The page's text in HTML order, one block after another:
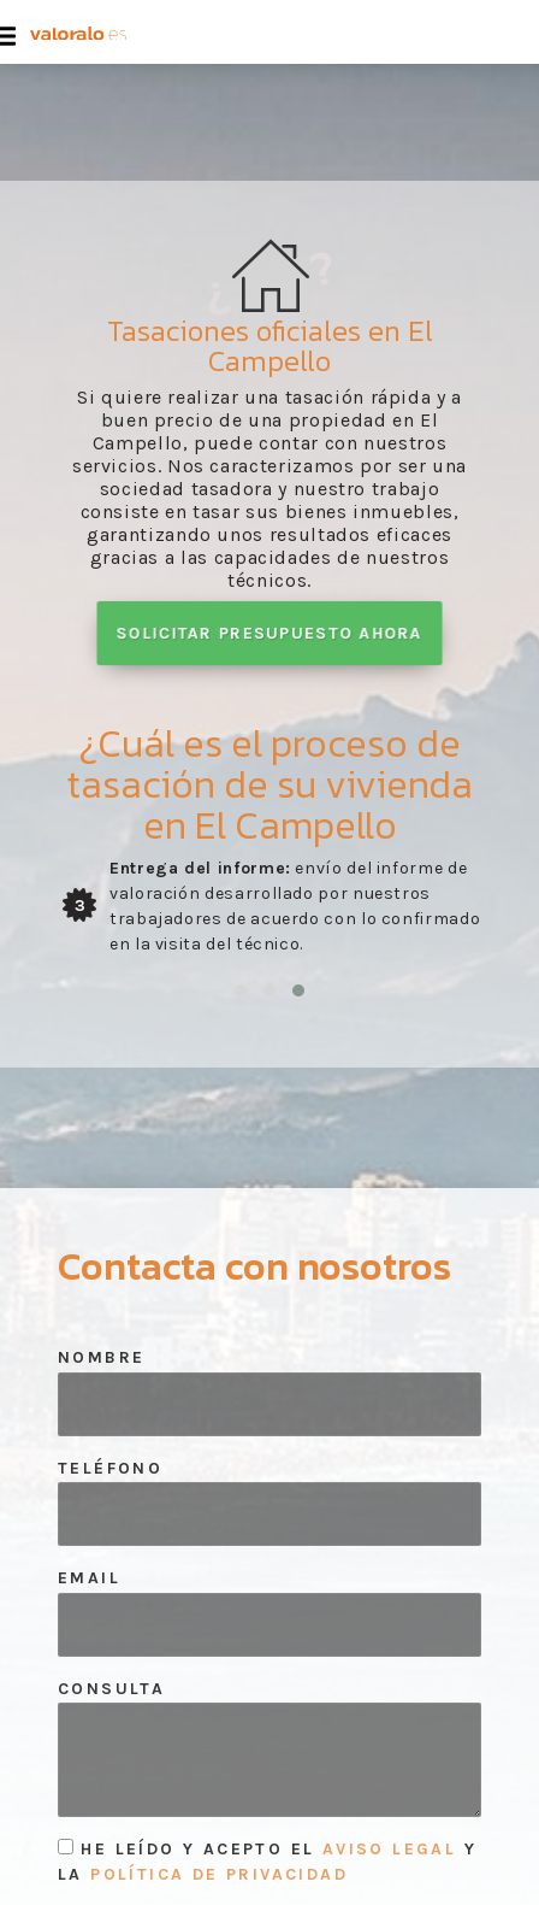
Tasaciones oficiales en El
Campello
Si quiere realizar una tasación rápida y a
buen precio de una propiedad en El
Campello, puede contar con nuestros
servicios. Nos caracterizamos por ser una
sociedad tasadora y nuestro trabajo
consiste en tasar sus bienes inmuebles,
garantizando unos resultados eficaces
gracias a las capacidades de nuestros
técnicos.
SOLICITAR PRESUPUESTO AHORA
¿Cuál es el proceso de
tasación de su vivienda
en El Campello
3
Entrega del informe: envío del informe de
valoración desarrollado por nuestros
trabajadores de acuerdo con lo confirmado
en la visita del técnico.
Contacta con nosotros
NOMBRE
TELÉFONO
EMAIL
CONSULTA
HE LEÍDO Y ACEPTO EL AVISO LEGAL Y
LA POLÍTICA DE PRIVACIDAD